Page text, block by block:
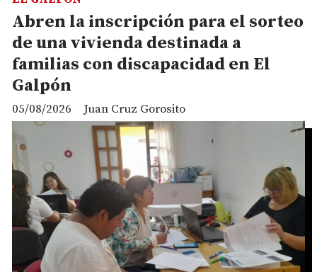
Abren la inscripción para el sorteo
de una vivienda destinada a
familias con discapacidad en El
Galpón
Juan Cruz Gorosito
05/08/2026